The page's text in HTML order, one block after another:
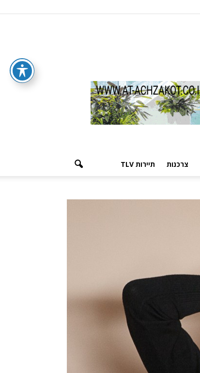
צרכנות תיירות TLV